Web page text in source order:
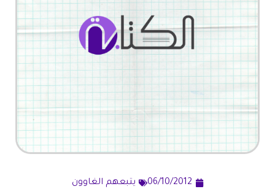
06/10/2012 يتبعهم الغاوون